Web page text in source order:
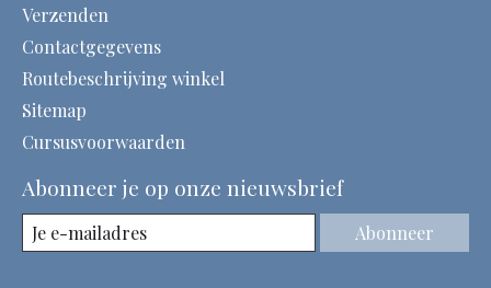
Verzenden
Contactgegevens
Routebeschrijving winkel
Sitemap
Cursusvoorwaarden
Abonneer je op onze nieuwsbrief
Abonneer